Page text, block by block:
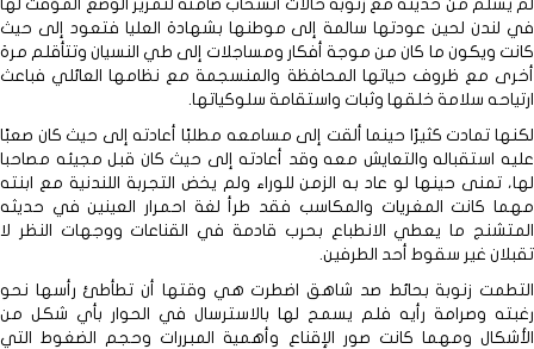
لم يسلم من حديثه مع زنوبة حالات انسحاب صامتة لتمرير الوضع المؤقت لها
في لندن لحين عودتها سالمة إلى موطنها بشهادة العليا فتعود إلى حيث
كانت ويكون ما كان من موجة أفكار ومساجلات إلى طي النسيان وتتأقلم مرة
أخرى مع ظروف حياتها المحافظة والمنسجمة مع نظامها العائلي فباعث
ارتياحه سلامة خلقها وثبات واستقامة سلوكياتها.
لكنها تمادت كثيرًا حينما ألقت إلى مسامعه مطلبًا أعادته إلى حيث كان صعبًا
عليه استقباله والتعايش معه وقد أعادته إلى حيث كان قبل مجيئه مصاحبا
لها، تمنى حينها لو عاد به الزمن للوراء ولم يخض التجربة اللندنية مع ابنته
مهما كانت المغريات والمكاسب فقد طرأ لغة احمرار العينين في حديثه
المتشنج ما يعطي الانطباع بحرب قادمة في القناعات ووجهات النظر لا
تقبلان غير سقوط أحد الطرفين.
التطمت زنوبة بحائط صد شاهق اضطرت هي وقتها أن تطأطئ رأسها نحو
رغبته وصرامة رأيه فلم يسمح لها بالاسترسال في الحوار بأي شكل من
الأشكال ومهما كانت صور الإقناع وأهمية المبررات وحجم الضغوط التي